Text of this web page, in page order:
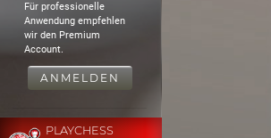
Für professionelle
Anwendung empfehlen
wir den Premium
Account.
ANMELDEN
PLAYCHESS